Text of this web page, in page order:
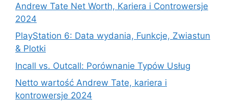
Andrew Tate Net Worth, Kariera i Controwersje
2024
PlayStation 6: Data wydania, Funkcje, Zwiastun
& Plotki
Incall vs. Outcall: Porównanie Typów Usług
Netto wartość Andrew Tate, kariera i
kontrowersje 2024